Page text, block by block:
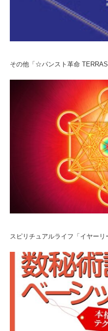
その他「☆パンスト革命
スピリチュアルライフ「イヤーリ